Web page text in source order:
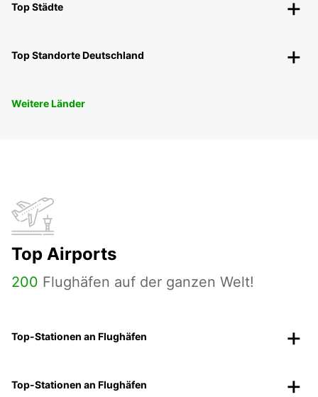
Top Städte
Top Standorte Deutschland
Weitere Länder
Top Airports
200 Flughäfen auf der ganzen Welt!
Top-Stationen an Flughäfen
Top-Stationen an Flughäfen